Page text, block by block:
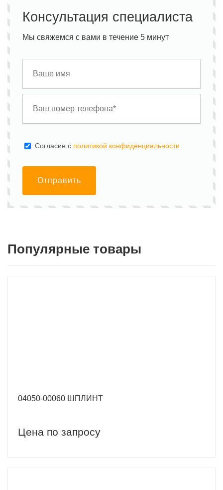
Консультация специалиста
Мы свяжемся с вами в течение 5 минут
Cогласие с политикой конфиденциальности
Отправить
Популярные товары
04050-00060 ШПЛИНТ
Цена по запросу